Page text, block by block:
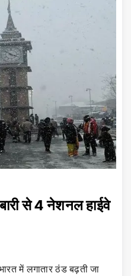
से 4 नेशनल हाईवे
में लगातार ठंड बढ़ती जा